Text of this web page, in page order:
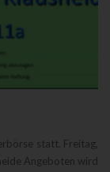
statt. Freitag,
Angeboten wird